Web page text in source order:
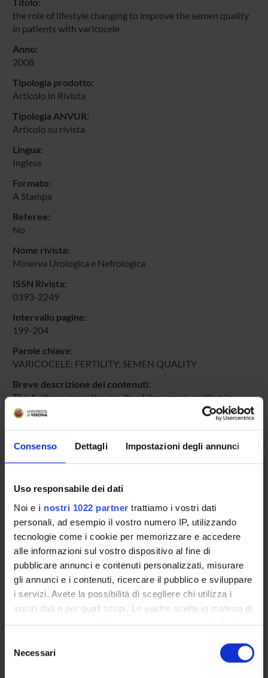
Consenso Dettagli Impostazioni degli annunci
Uso responsabile dei dati
Noi e i nostri 1022 partner trattiamo i vostri dati
personali, ad esempio il vostro numero IP, utilizzando
tecnologie come i cookie per memorizzare e accedere
alle informazioni sul vostro dispositivo al fine di
pubblicare annunci e contenuti personalizzati, misurare
gli annunci e i contenuti, ricercare il pubblico e sviluppare
i servizi. Avete la possibilità di scegliere chi utilizza i
vostri dati e per quali scopi. Le vostre scelte in materia di
privacy sono applicabili solo su questa proprietà digitale
modificare o revocare il proprio consenso in qualsiasi
momento dalla Dichiarazione sui cookie o facendo clic
delNecessari
the role of lifestyle changing to improve the semen quality
in patients with varicocele
Anno:
2008
Tipologia prodotto:
Articolo in Rivista
Tipologia ANVUR:
Articolo su rivista
Lingua:
Inglese
Formato:
A Stampa
Referee:
No
Nome rivista:
Minerva Urologica e Nefrologica
ISSN Rivista:
0393-2249
Intervallo pagine:
199-204
Parole chiave:
VARICOCELE; FERTILITY; SEMEN QUALITY
Breve descrizione dei contenuti:
The Authors repor the results of the semen analisys in
patients affected by varicocele
Id prodotto:
55129
Handle IRIS:
depositato il:
9 settembre 2009
ultima modifica:
18 novembre 2022
Citazione bibliografica:
Zampieri, Nicola; Zamboni, Carla;Ottolenghi, Alberto;
Camoglio, Francesco Saverio ,the role of lifestyle changing
to improve the semen quality in patients with varicocele
«Minerva Urologica e Nefrologica»
repository
istituzionale della Ricerca di Ateneo